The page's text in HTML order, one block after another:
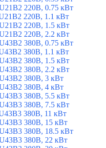
220В, 0.75 кВт
220В, 1.1 кВт
220В, 1.5 кВт
220В, 2.2 кВт
380В, 0.75 кВт
380В, 1.1 кВт
380В, 1.5 кВт
380В, 2.2 кВт
380В, 3 кВт
380В, 4 кВт
380В, 5.5 кВт
380В, 7.5 кВт
380В, 11 кВт
380В, 15 кВт
380В, 18.5 кВт
380В, 22 кВт